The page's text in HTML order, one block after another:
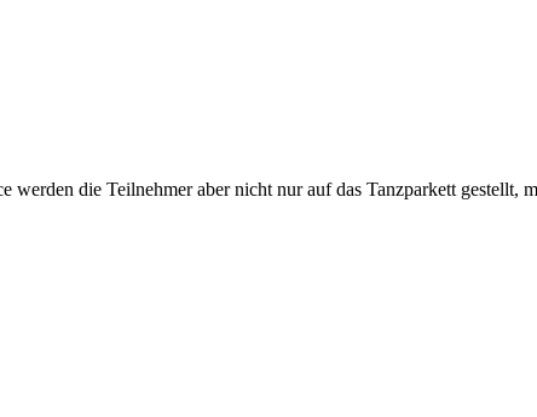
die Teilnehmer aber nicht nur auf das Tanzparkett gestellt,